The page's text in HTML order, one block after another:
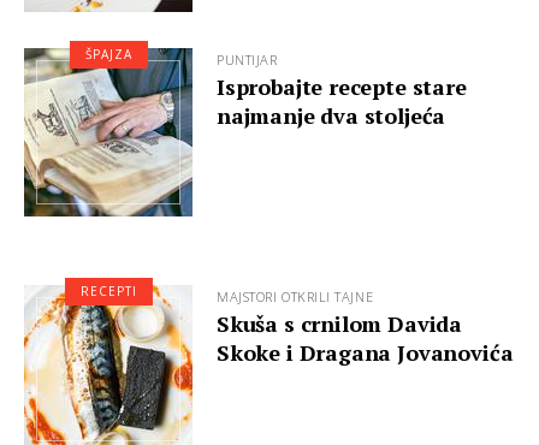
PUNTIJAR
Isprobajte recepte stare
najmanje dva stoljeća
ŠPAJZA
MAJSTORI OTKRILI TAJNE
Skuša s crnilom Davida
Skoke i Dragana Jovanovića
RECEPTI